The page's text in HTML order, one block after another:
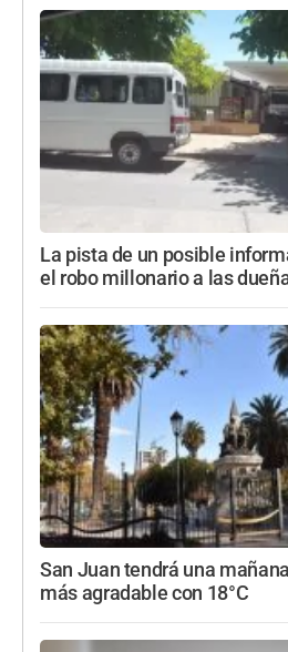
La pista de un posible
el robo millonario a las
San Juan tendrá una
más agradable con 18°C